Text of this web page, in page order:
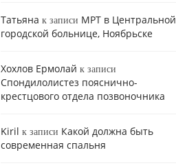
Татьяна к записи МРТ в Центральной
городской больнице, Ноябрьске
Хохлов Ермолай к записи
Cпондилолистез пояснично-
крестцового отдела позвоночника
Kiril к записи Какой должна быть
современная спальня